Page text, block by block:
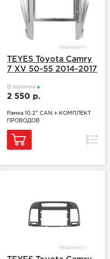
TEYES Toyota Camry
7 XV 50-55 2014-2017
В наличии
2 550 р.
Рамка 10.2" CAN + КОМПЛЕКТ
ПРОВОДОВ